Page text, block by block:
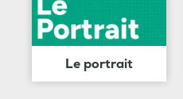
Le portrait